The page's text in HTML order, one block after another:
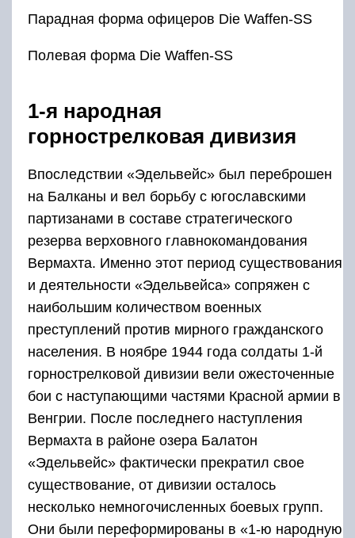
Парадная форма офицеров Die Waffen-SS
Полевая форма Die Waffen-SS
1-я народная
горнострелковая дивизия
Впоследствии «Эдельвейс» был переброшен
на Балканы и вел борьбу с югославскими
партизанами в составе стратегического
резерва верховного главнокомандования
Вермахта. Именно этот период существования
и деятельности «Эдельвейса» сопряжен с
наибольшим количеством военных
преступлений против мирного гражданского
населения. В ноябре 1944 года солдаты 1-й
горнострелковой дивизии вели ожесточенные
бои с наступающими частями Красной армии в
Венгрии. После последнего наступления
Вермахта в районе озера Балатон
«Эдельвейс» фактически прекратил свое
существование, от дивизии осталось
несколько немногочисленных боевых групп.
Они были переформированы в «1-ю народную